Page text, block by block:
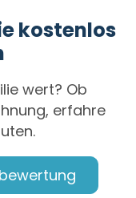
kostenlos
wert? Ob
erfahre